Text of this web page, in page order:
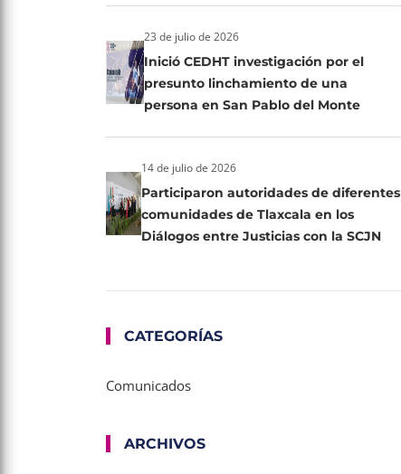
23 de julio de 2026
Inició CEDHT investigación por el
presunto linchamiento de una
persona en San Pablo del Monte
14 de julio de 2026
Participaron autoridades de diferentes
comunidades de Tlaxcala en los
Diálogos entre Justicias con la SCJN
CATEGORÍAS
Comunicados
ARCHIVOS